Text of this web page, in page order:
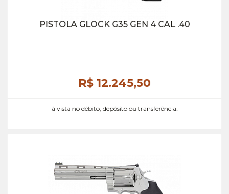
PISTOLA GLOCK G35 GEN 4 CAL .40
R$ 12.245,50
à vista no débito, depósito ou transferência.